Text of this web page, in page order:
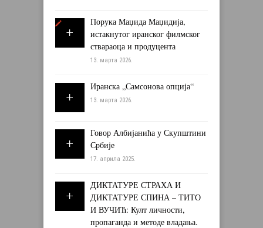
Порука Маџида Маџидија,
истакнутог иранског филмског
ствараоца и продуцента
13. марта 2026.
Иранска „Самсонова опција“
13. марта 2026.
Говор Албијанића у Скупштини
Србије
17. априла 2025.
ДИКТАТУРЕ СТРАХА И
ДИКТАТУРЕ СПИНА – ТИТО
И ВУЧИЋ: Култ личности,
пропаганда и методе владања.